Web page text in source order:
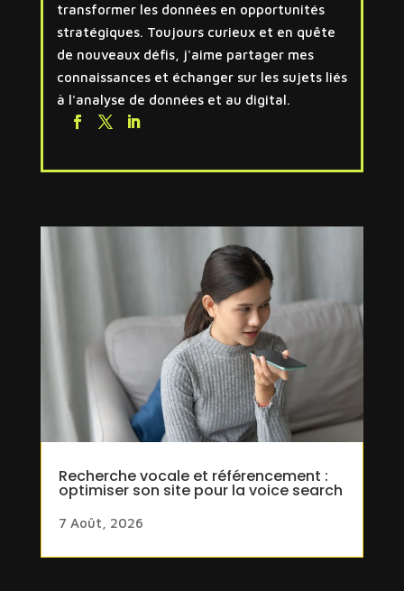
transformer les données en opportunités
stratégiques. Toujours curieux et en quête
de nouveaux défis, j'aime partager mes
connaissances et échanger sur les sujets liés
à l'analyse de données et au digital.
Recherche vocale et référencement :
optimiser son site pour la voice search
7 Août, 2026